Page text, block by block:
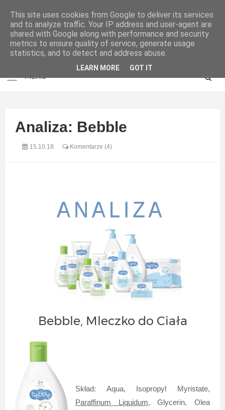
Analiza: Bebble
15.10.18 Komentarze (4)
Bebble, Mleczko do Ciała
Skład: Aqua, Isopropyl Myristate,
Paraffinum Liquidum, Glycerin, Olea
This site uses cookies from Google to deliver its services
and to analyze traffic. Your IP address and user-agent are
shared with Google along with performance and security
metrics to ensure quality of service, generate usage
statistics, and to detect and address abuse.
LEARN MORE GOT IT